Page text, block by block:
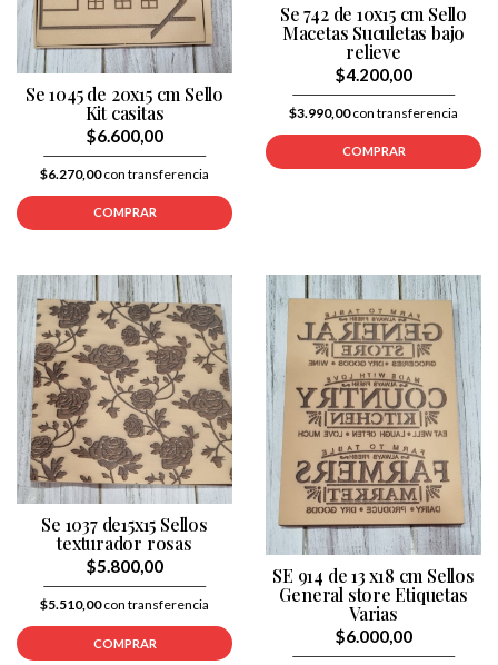
Se 1045 de 20x15 cm Sello
Kit casitas
$6.600,00
$6.270,00con transferencia
COMPRAR
Se 742 de 10x15 cm Sello
Macetas Suculetas bajo
relieve
$4.200,00
$3.990,00con transferencia
COMPRAR
Se 1037 de15x15 Sellos
texturador rosas
$5.800,00
$5.510,00con transferencia
COMPRAR
SE 914 de 13 x18 cm Sellos
General store Etiquetas
Varias
$6.000,00